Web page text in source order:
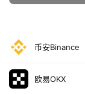
币安Binance
欧易OKX